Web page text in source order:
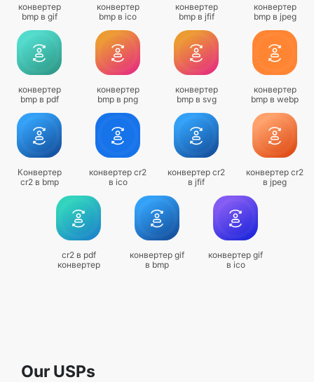
конвертер
bmp в gif
конвертер
bmp в ico
конвертер
bmp в jfif
конвертер
bmp в jpeg
конвертер
bmp в pdf
конвертер
bmp в png
конвертер
bmp в svg
конвертер
bmp в webp
Конвертер
cr2 в bmp
конвертер cr2
в ico
конвертер cr2
в jfif
конвертер cr2
в jpeg
cr2 в pdf
конвертер
конвертер gif
в bmp
конвертер gif
в ico
Our USPs